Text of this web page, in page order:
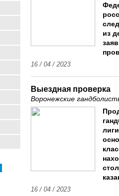
из
16 / 04 / 2023
Выездная проверка
Воронежские
16 / 04 / 2023